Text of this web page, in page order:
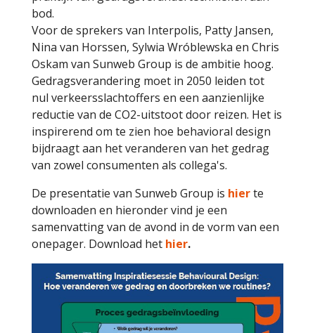
bod.
Voor de sprekers van Interpolis, Patty Jansen,
Nina van Horssen, Sylwia Wróblewska en Chris
Oskam van Sunweb Group is de ambitie hoog.
Gedragsverandering moet in 2050 leiden tot
nul verkeersslachtoffers en een aanzienlijke
reductie van de CO2-uitstoot door reizen. Het is
inspirerend om te zien hoe behavioral design
bijdraagt aan het veranderen van het gedrag
van zowel consumenten als collega's.
De presentatie van Sunweb Group is hierte
downloaden en hieronder vind je een
samenvatting van de avond in de vorm van een
onepager. Download het hier.